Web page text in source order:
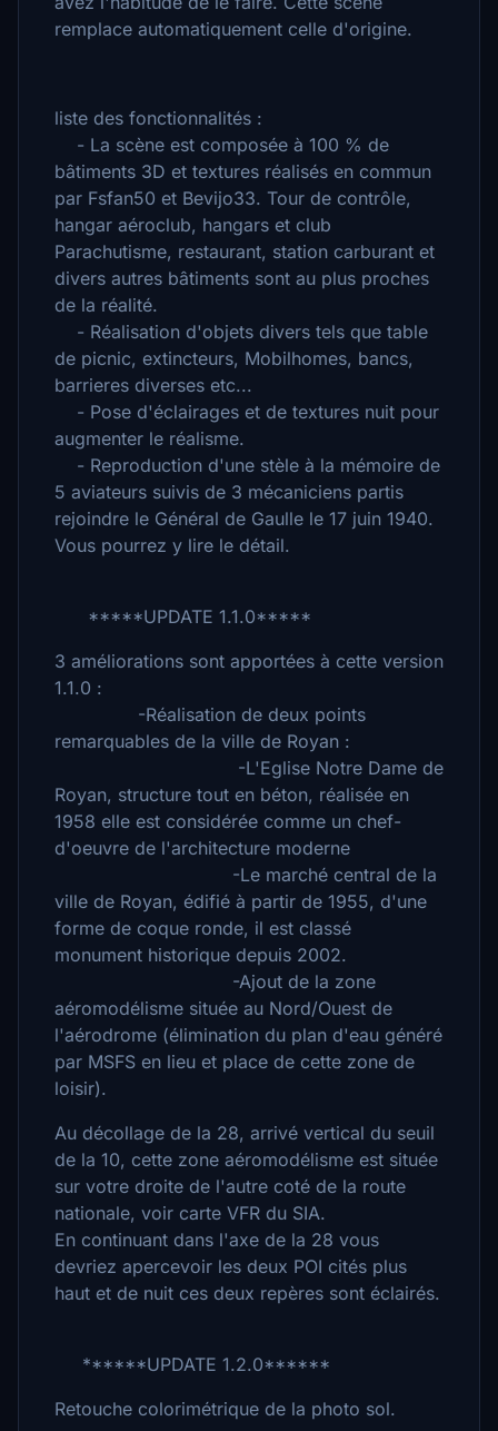
remplace automatiquement celle d'origine.
liste des fonctionnalités :
- La scène est composée à 100 % de
bâtiments 3D et textures réalisés en commun
par Fsfan50 et Bevijo33. Tour de contrôle,
hangar aéroclub, hangars et club
Parachutisme, restaurant, station carburant et
divers autres bâtiments sont au plus proches
de la réalité.
- Réalisation d'objets divers tels que table
de picnic, extincteurs, Mobilhomes, bancs,
barrieres diverses etc...
- Pose d'éclairages et de textures nuit pour
augmenter le réalisme.
- Reproduction d'une stèle à la mémoire de
5 aviateurs suivis de 3 mécaniciens partis
rejoindre le Général de Gaulle le 17 juin 1940.
Vous pourrez y lire le détail.
*****UPDATE 1.1.0*****
3 améliorations sont apportées à cette version
1.1.0 :
-Réalisation de deux points
remarquables de la ville de Royan :
-L'Eglise Notre Dame de
Royan, structure tout en béton, réalisée en
1958 elle est considérée comme un chef-
d'oeuvre de l'architecture moderne
-Le marché central de la
ville de Royan, édifié à partir de 1955, d'une
forme de coque ronde, il est classé
monument historique depuis 2002.
-Ajout de la zone
aéromodélisme située au Nord/Ouest de
l'aérodrome (élimination du plan d'eau généré
par MSFS en lieu et place de cette zone de
loisir).
Au décollage de la 28, arrivé vertical du seuil
de la 10, cette zone aéromodélisme est située
sur votre droite de l'autre coté de la route
nationale, voir carte VFR du SIA.
En continuant dans l'axe de la 28 vous
devriez apercevoir les deux POI cités plus
haut et de nuit ces deux repères sont éclairés.
******UPDATE 1.2.0******
Retouche colorimétrique de la photo sol.